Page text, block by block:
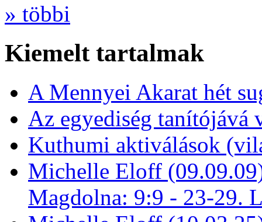
» többi
Kiemelt tartalmak
A Mennyei Akarat hét
Az egyediség tanítójává
Kuthumi aktiválások
Michelle Eloff
Magdolna: 9:9 - 23-29.